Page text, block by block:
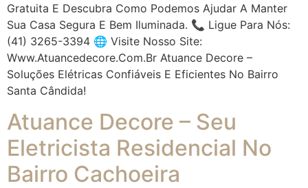
Gratuita E Descubra Como Podemos Ajudar A Manter
Sua Casa Segura E Bem Iluminada. 📞 Ligue Para Nós:
(41) 3265-3394 🌐 Visite Nosso Site:
Www.atuancedecore.com.br Atuance Decore –
Soluções Elétricas Confiáveis E Eficientes No Bairro
Santa Cândida!
Atuance Decore – Seu
Eletricista Residencial No
Bairro Cachoeira